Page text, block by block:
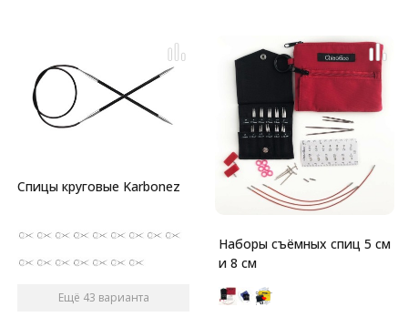
Спицы круговые Karbonez
Ещё 43 варианта
Наборы съёмных спиц 5 см
и 8 см